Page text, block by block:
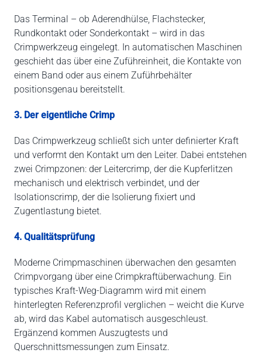
Das Terminal – ob Aderendhülse, Flachstecker,
Rundkontakt oder Sonderkontakt – wird in das
Crimpwerkzeug eingelegt. In automatischen Maschinen
geschieht das über eine Zuführeinheit, die Kontakte von
einem Band oder aus einem Zuführbehälter
positionsgenau bereitstellt.
3. Der eigentliche Crimp
Das Crimpwerkzeug schließt sich unter definierter Kraft
und verformt den Kontakt um den Leiter. Dabei entstehen
zwei Crimpzonen: der Leitercrimp, der die Kupferlitzen
mechanisch und elektrisch verbindet, und der
Isolationscrimp, der die Isolierung fixiert und
Zugentlastung bietet.
4. Qualitätsprüfung
Moderne Crimpmaschinen überwachen den gesamten
Crimpvorgang über eine Crimpkraftüberwachung. Ein
typisches Kraft-Weg-Diagramm wird mit einem
hinterlegten Referenzprofil verglichen – weicht die Kurve
ab, wird das Kabel automatisch ausgeschleust.
Ergänzend kommen Auszugtests und
Querschnittsmessungen zum Einsatz.